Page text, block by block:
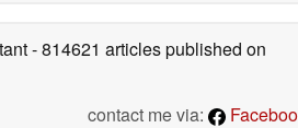
- 814621 articles published on
contact me via: